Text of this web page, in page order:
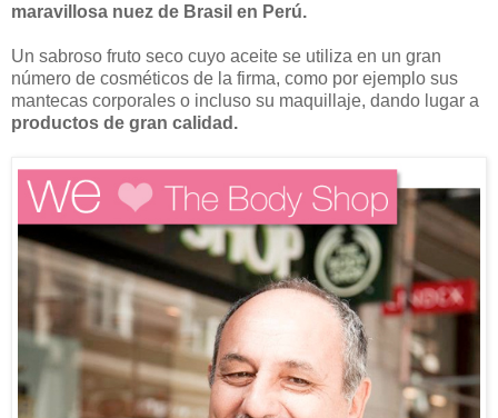
maravillosa nuez de Brasil en Perú.
Un sabroso fruto seco cuyo aceite se utiliza en un gran
número de cosméticos de la firma, como por ejemplo sus
mantecas corporales o incluso su maquillaje, dando lugar a
productos de gran calidad.